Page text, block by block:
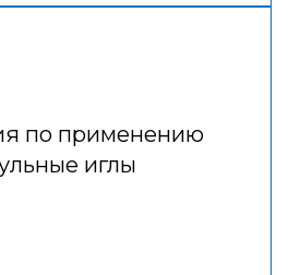
по применению
иглы